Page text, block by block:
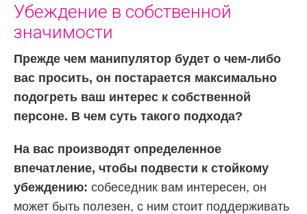
Убеждение в собственной
значимости
Прежде чем манипулятор будет о чем-либо
вас просить, он постарается максимально
подогреть ваш интерес к собственной
персоне. В чем суть такого подхода?
На вас производят определенное
впечатление, чтобы подвести к стойкому
убеждению: собеседник вам интересен, он
может быть полезен, с ним стоит поддерживать